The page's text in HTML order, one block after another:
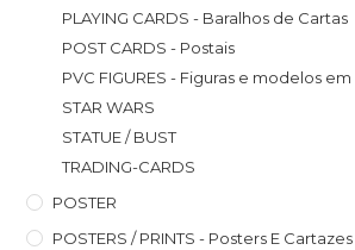
PLAYING CARDS - Baralhos de Cartas
POST CARDS - Postais
PVC FIGURES - Figuras e modelos em
STAR WARS
STATUE / BUST
TRADING-CARDS
POSTER
POSTERS / PRINTS - Posters E Cartazes